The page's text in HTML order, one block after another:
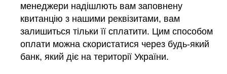
менеджери надішлють вам заповнену
квитанцію з нашими реквізитами, вам
залишиться тільки її сплатити. Цим способом
оплати можна скористатися через будь-який
банк, який діє на території України.